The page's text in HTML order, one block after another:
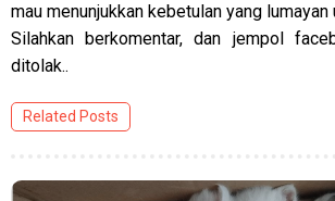
mau menunjukkan kebetulan yang lumayan
Silahkan berkomentar, dan jempol
ditolak..
Related Posts